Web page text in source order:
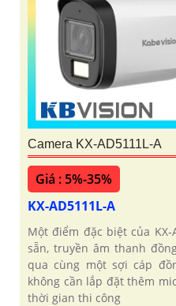
Camera KX-AD5111L-A
Giá : 5%-35%
KX-AD5111L-A
Một điểm đặc biệt của
sẵn, truyền âm thanh
qua cùng một sợi cáp
không cần lắp đặt thêm
thời gian thi công